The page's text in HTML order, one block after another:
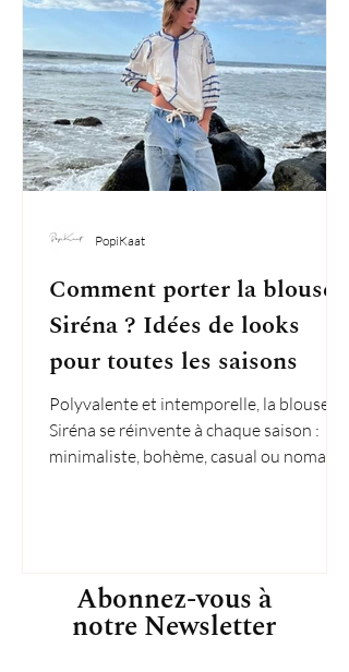
Comment porter la blouse
Siréna ? Idées de looks
pour toutes les saisons
Polyvalente et intemporelle, la blouse
Siréna se réinvente à chaque saison :
minimaliste, bohème, casual ou nomade,
PopiKaat
Abonnez-vous à
notre Newsletter